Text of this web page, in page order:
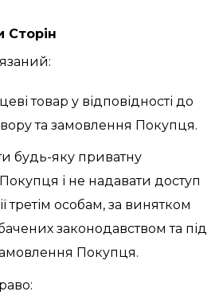
Сторін
товар у відповідності до
та замовлення Покупця.
будь-яку приватну
і не надавати доступ
третім особам, за винятком
законодавством та під
Покупця.